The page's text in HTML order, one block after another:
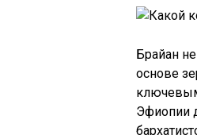
Брайан
основе
Эфиопии